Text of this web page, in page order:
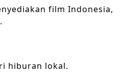
film Indonesia,
hiburan lokal.